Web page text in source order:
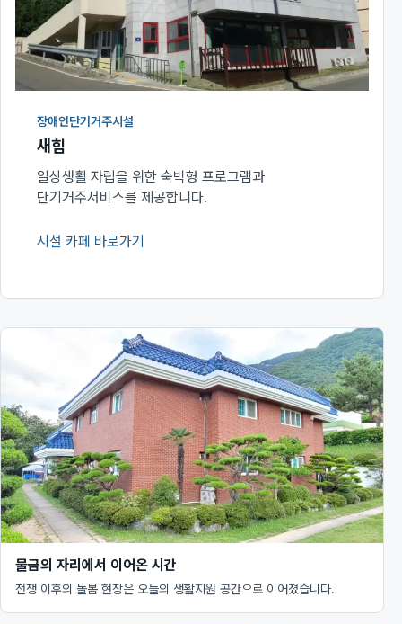
장애인단기거주시설
새힘
일상생활 자립을 위한 숙박형 프로그램과
단기거주서비스를 제공합니다.
시설 카페 바로가기
(새 창에서 열림)
물금의 자리에서 이어온 시간
전쟁 이후의 돌봄 현장은 오늘의 생활지원 공간으로 이어졌습니다.